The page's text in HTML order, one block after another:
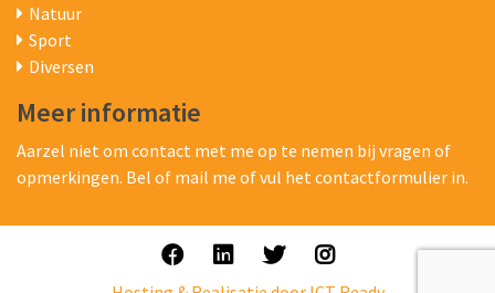
Natuur
Sport
Diversen
Meer informatie
Aarzel niet om contact met me op te nemen bij vragen of
opmerkingen. Bel of mail me of vul het contactformulier in.